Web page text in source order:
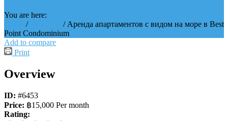
You are here:
/ /Аренда апартаментов с видом на море в Best
Point Condominium
Add to compare
Print
Overview
ID: #6453
Price: ฿15,000 Per month
Rating: